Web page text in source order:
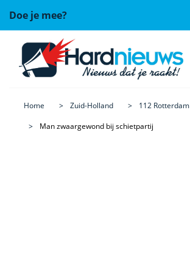
Doe je mee?
Home Zuid-Holland
112 Rotterdam
Man zwaargewond bij schietpartij